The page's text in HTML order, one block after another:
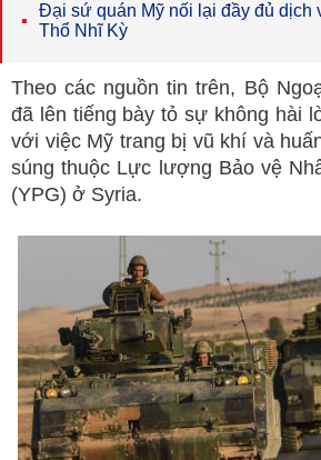
Đại sứ quán Mỹ nối lại đầy đủ dịch
Thổ Nhĩ Kỳ
Theo các nguồn tin trên, Bộ
đã lên tiếng bày tỏ sự không hài
với việc Mỹ trang bị vũ khí và
súng thuộc Lực lượng Bảo vệ
(YPG) ở Syria.